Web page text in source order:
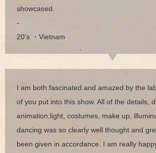
showcased.
-
20’s ・Vietnam
I am both fascinated and amazed by the
of you put into this show. All of the details,
animation,light, costumes, make up,
dancing was so clearly well thought and
been given in accordance. I am really